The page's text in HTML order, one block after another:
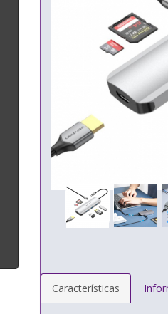
Características